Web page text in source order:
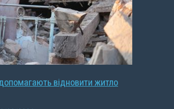
відновити житло